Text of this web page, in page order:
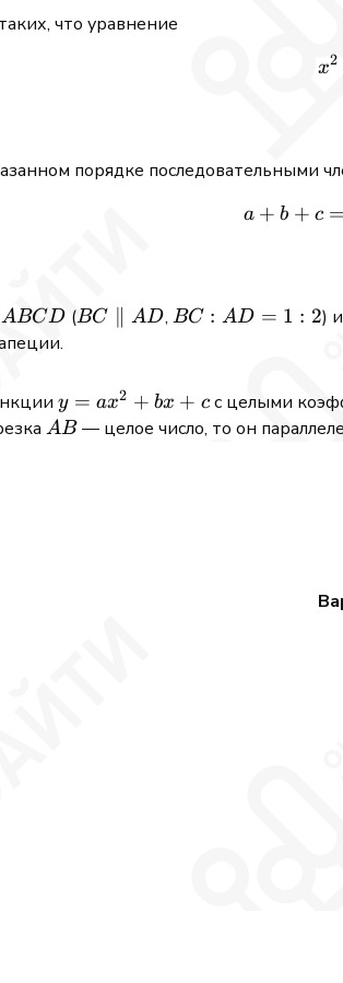
что уравнение
x2
порядке последовательными
a + b + c =
ABCD
ABCD (BC
BC AD, BC:AD
BC : AD = 1 : 2)
y =
ax^2
y = ax2 + bx + cс целыми
AB
AB— целое число, то он